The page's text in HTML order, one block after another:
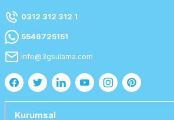
0312 312 312 1
5546725151
info@3gsulama.com
Kurumsal